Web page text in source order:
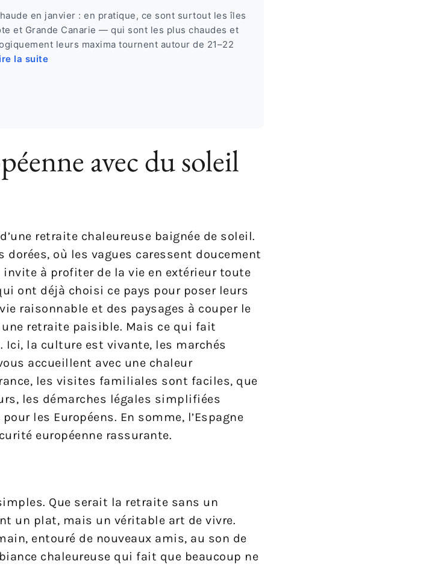
en janvier : en pratique, ce sont surtout les îles
et Grande Canarie — qui sont les plus chaudes et
leurs maxima tournent autour de 21–22
la suite
avec du soleil
retraite chaleureuse baignée de soleil.
où les vagues caressent doucement
invite à profiter de la vie en extérieur toute
ont déjà choisi ce pays pour poser leurs
raisonnable et des paysages à couper le
une retraite paisible. Mais ce qui fait
Ici, la culture est vivante, les marchés
accueillent avec une chaleur
les visites familiales sont faciles, que
les démarches légales simplifiées
les Européens. En somme, l’Espagne
européenne rassurante.
Que serait la retraite sans un
un plat, mais un véritable art de vivre.
entouré de nouveaux amis, au son de
chaleureuse qui fait que beaucoup ne